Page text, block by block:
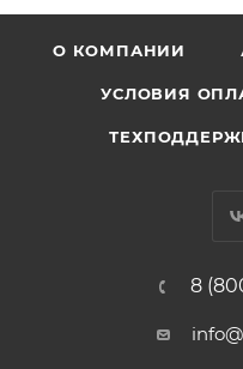
О КОМПАНИИ
УСЛОВИЯ
8